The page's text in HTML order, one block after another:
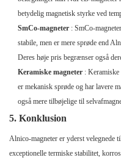
betydelig magnetisk styrke ved
SmCo-magneter : SmCo-
stabile, men er mere sprøde end
Deres høje pris begrænser også
Keramiske magneter :
er mekanisk sprøde og har lavere
også mere tilbøjelige til
5. Konklusion
Alnico-magneter er yderst velegnede
exceptionelle termiske stabilitet,